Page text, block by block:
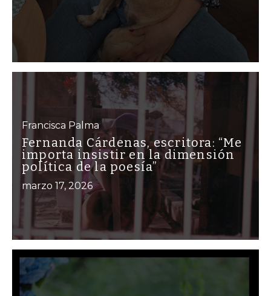
Francisca Palma
Fernanda Cárdenas, escritora: “Me
importa insistir en la dimensión
política de la poesía”
marzo 17, 2026